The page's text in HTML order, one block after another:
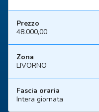
Prezzo
48.000,00
Zona
LIVORNO
Fascia oraria
Intera giornata